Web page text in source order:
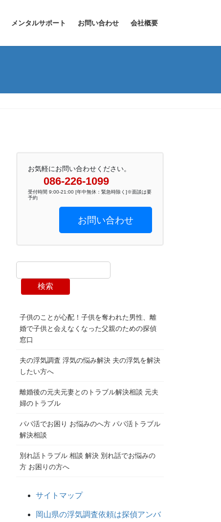
メンタルサポート お問い合わせ 会社概要
お気軽にお問い合わせください。
086-226-1099
受付時間 9:00-21:00 [年中無休：緊急時除く]※面談は要
予約
お問い合わせ
検索
子供のことが心配！子供を奪われた男性、離
婚で子供と会えなくなった父親のための探偵
窓口
夫の浮気調査 浮気の悩み解決 夫の浮気を解決
したい方へ
離婚後の元夫元妻とのトラブル解決相談 元夫
婦のトラブル
パパ活でお困り お悩みのへ方 パパ活トラブル
解決相談
別れ話トラブル 相談 解決 別れ話でお悩みの
方 お困りの方へ
サイトマップ
岡山県の浮気調査依頼は探偵アンバ